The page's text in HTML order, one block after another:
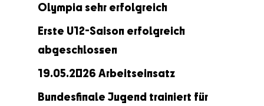
Olympia sehr erfolgreich
Erste U12-Saison erfolgreich
abgeschlossen
19.05.2026 Arbeitseinsatz
Bundesfinale Jugend trainiert für